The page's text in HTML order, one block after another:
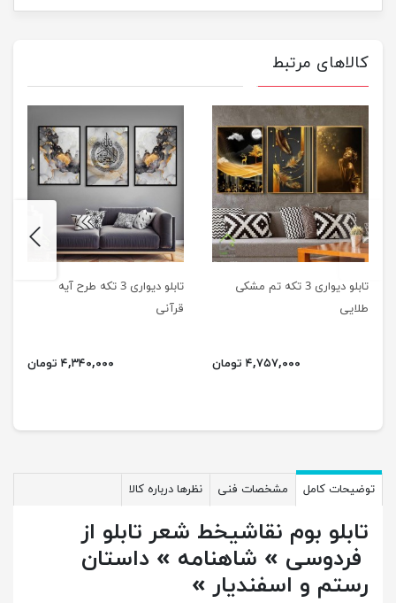
کالاهای مرتبط
تابلو دیواری 3 تکه تم مشکی
طلایی
۴,۷۵۷,۰۰۰ تومان
تابلو دیواری 3 تکه طرح آیه
قرآنی
۴,۳۴۰,۰۰۰ تومان
previus
توضیحات کامل مشخصات فنی نظرها درباره کالا
تابلو بوم نقاشیخط شعر تابلو از
فردوسی » شاهنامه » داستان
رستم و اسفندیار »